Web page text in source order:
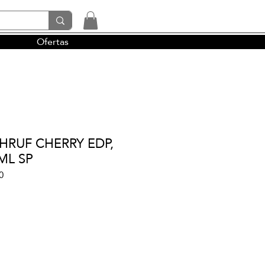
y la perfumería árabe
Ofertas
CHERRY EDP,
SP